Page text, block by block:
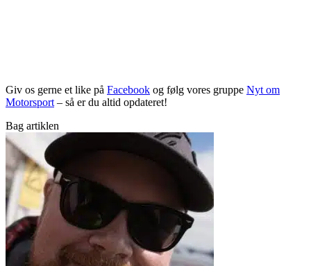
Giv os gerne et like på Facebook og følg vores gruppe Nyt om
Motorsport – så er du altid opdateret!
Bag artiklen